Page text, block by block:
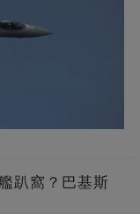
趴窩？巴基斯